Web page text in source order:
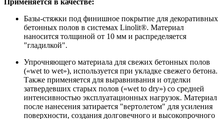
Базы-стяжки под финишное покрытие для декоративных
бетонных полов в системах Linolit®. Материал
наносится толщиной от 10 мм и распределяется
"гладилкой".
Упрочняющего материала для свежих бетонных полов
(«wet to wet»), используется при укладке свежего бетона.
Также применяется для выравнивания и отделки
затвердевших старых полов («wet to dry») со средней
интенсивностью эксплуатационных нагрузок. Материал
после нанесения затирается "вертолетом" для усиления
поверхности, создания долговечного и высокопрочного